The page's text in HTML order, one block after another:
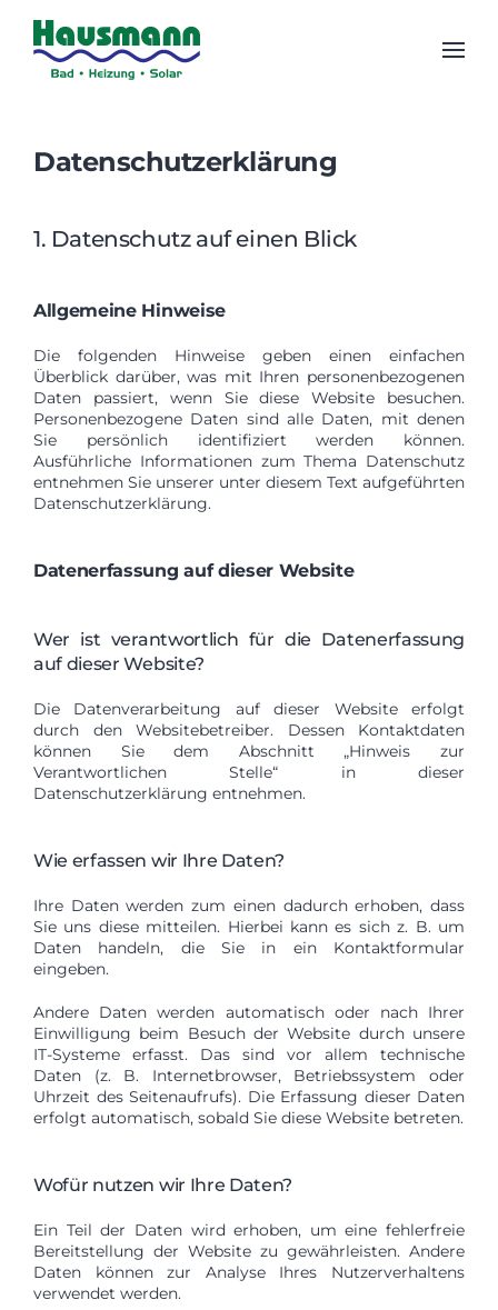
Zum Hauptinhalt springen
Datenschutzerklärung
1. Datenschutz auf einen Blick
Allgemeine Hinweise
Die folgenden Hinweise geben einen einfachen
Überblick darüber, was mit Ihren personenbezogenen
Daten passiert, wenn Sie diese Website besuchen.
Personenbezogene Daten sind alle Daten, mit denen
Sie persönlich identifiziert werden können.
Ausführliche Informationen zum Thema Datenschutz
entnehmen Sie unserer unter diesem Text aufgeführten
Datenschutzerklärung.
Datenerfassung auf dieser Website
Wer ist verantwortlich für die Datenerfassung
auf dieser Website?
Die Datenverarbeitung auf dieser Website erfolgt
durch den Websitebetreiber. Dessen Kontaktdaten
können Sie dem Abschnitt „Hinweis zur
Verantwortlichen Stelle“ in dieser
Datenschutzerklärung entnehmen.
Wie erfassen wir Ihre Daten?
Ihre Daten werden zum einen dadurch erhoben, dass
Sie uns diese mitteilen. Hierbei kann es sich z. B. um
Daten handeln, die Sie in ein Kontaktformular
eingeben.
Andere Daten werden automatisch oder nach Ihrer
Einwilligung beim Besuch der Website durch unsere
IT-Systeme erfasst. Das sind vor allem technische
Daten (z. B. Internetbrowser, Betriebssystem oder
Uhrzeit des Seitenaufrufs). Die Erfassung dieser Daten
erfolgt automatisch, sobald Sie diese Website betreten.
Wofür nutzen wir Ihre Daten?
Ein Teil der Daten wird erhoben, um eine fehlerfreie
Bereitstellung der Website zu gewährleisten. Andere
Daten können zur Analyse Ihres Nutzerverhaltens
verwendet werden.